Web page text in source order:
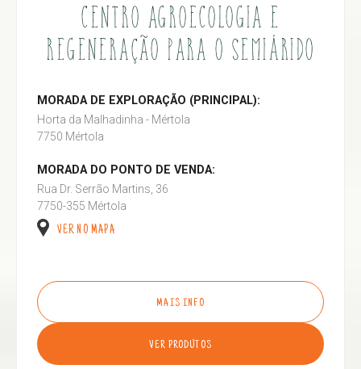
CENTRO AGROECOLOGIA E
REGENERAÇÃO PARA O SEMIÁRIDO
MORADA DE EXPLORAÇÃO (PRINCIPAL):
Horta da Malhadinha - Mértola
7750 Mértola
MORADA DO PONTO DE VENDA:
Rua Dr. Serrão Martins, 36
7750-355 Mértola
VER NO MAPA
MAIS INFO
VER PRODUTOS